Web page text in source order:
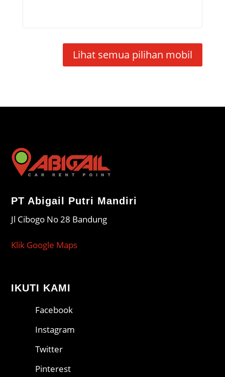
Lihat semua pilihan mobil
PT Abigail Putri Mandiri
Jl Cibogo No 28 Bandung
Klik Google Maps
IKUTI KAMI
Facebook
Instagram
Twitter
Pinterest